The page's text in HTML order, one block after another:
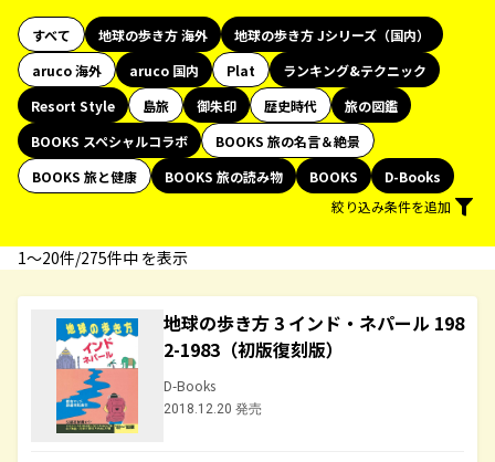
すべて 地球の歩き方 海外
地球の歩き方 Jシリーズ（国内）
aruco 海外
aruco 国内 Plat
ランキング&テクニック
Resort Style
島旅 御朱印 歴史時代
旅の図鑑
BOOKS スペシャルコラボ
BOOKS 旅の名言＆絶景
BOOKS 旅と健康
BOOKS 旅の読み物 BOOKS
D-Books
絞り込み条件を追加
1〜20件/275件中 を表示
地球の歩き方 3 インド・ネパール 198
2-1983（初版復刻版）
D-Books
2018.12.20 発売